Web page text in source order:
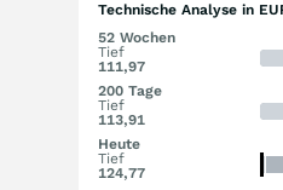
Technische Analyse in
52 Wochen
Tief
111,97
200 Tage
Tief
113,91
Heute
Tief
124,77